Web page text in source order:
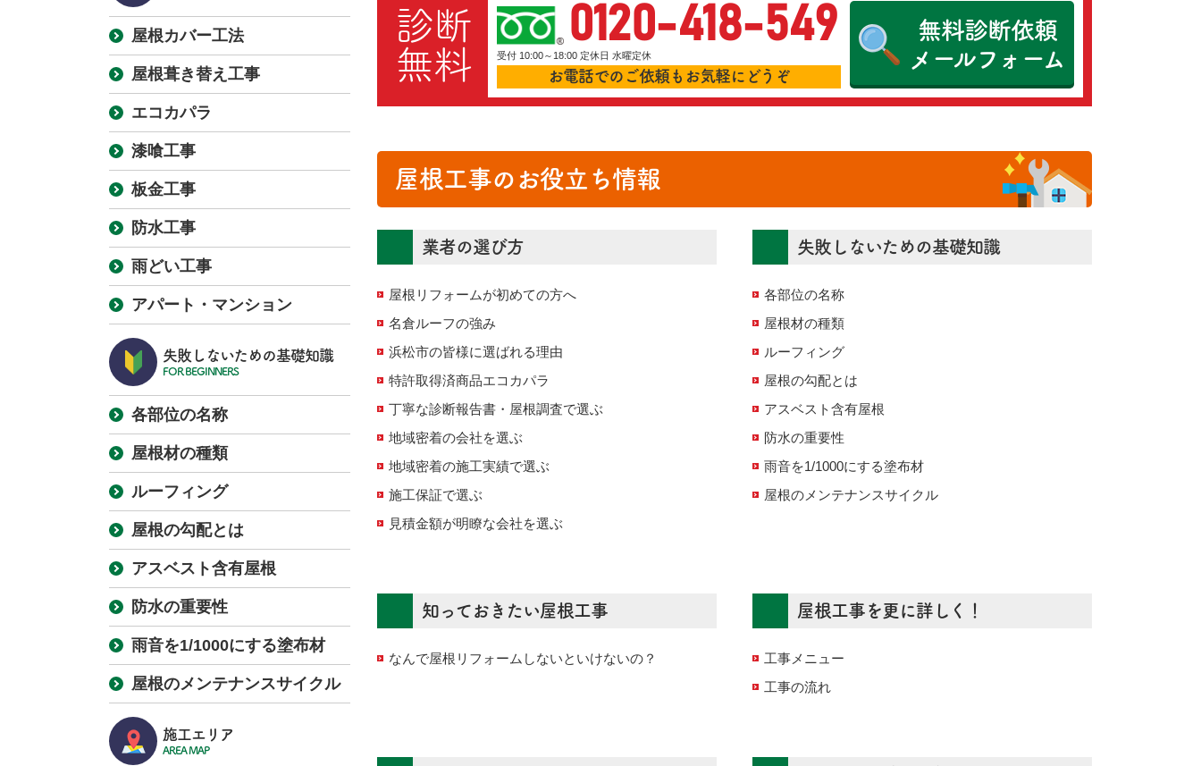
診断
無料
0120-418-549
受付 10:00～18:00 定休日 水曜定休
お電話でのご依頼もお気軽にどうぞ
無料診断依頼
メールフォーム
屋根工事のお役立ち情報
業者の選び方
屋根リフォームが初めての方へ
名倉ルーフの強み
浜松市の皆様に選ばれる理由
特許取得済商品エコカパラ
丁寧な診断報告書・屋根調査で選ぶ
地域密着の会社を選ぶ
地域密着の施工実績で選ぶ
施工保証で選ぶ
見積金額が明瞭な会社を選ぶ
失敗しないための基礎知識
各部位の名称
屋根材の種類
ルーフィング
屋根の勾配とは
アスベスト含有屋根
防水の重要性
雨音を1/1000にする塗布材
屋根のメンテナンスサイクル
知っておきたい屋根工事
なんで屋根リフォームしないといけないの？
屋根工事を更に詳しく！
工事メニュー
工事の流れ
屋根カバー工法
屋根葺き替え工事
エコカパラ
漆喰工事
板金工事
防水工事
雨どい工事
アパート・マンション
失敗しないための基礎知識
FOR BEGINNERS
各部位の名称
屋根材の種類
ルーフィング
屋根の勾配とは
アスベスト含有屋根
防水の重要性
雨音を1/1000にする塗布材
屋根のメンテナンスサイクル
施工エリア
AREA MAP